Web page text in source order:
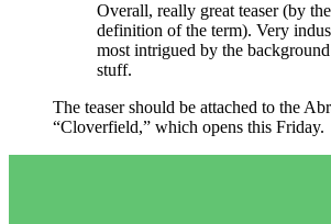
Overall, really great teaser (by the
definition of the term). Very
most intrigued by the
stuff.
The teaser should be attached to the
“Cloverfield,” which opens this Friday.